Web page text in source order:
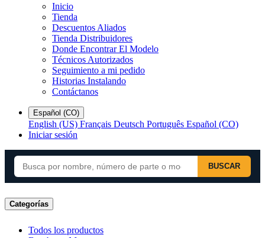
Inicio
Tienda
Descuentos Aliados
Tienda Distribuidores
Donde Encontrar El Modelo
Técnicos Autorizados
Seguimiento a mi pedido
Historias Instalando
Contáctanos
Español (CO)
English (US) Français Deutsch Português Español (CO)
Iniciar sesión
BUSCAR
Categorías
Todos los productos